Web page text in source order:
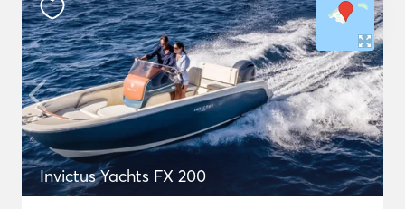
Invictus Yachts FX 200